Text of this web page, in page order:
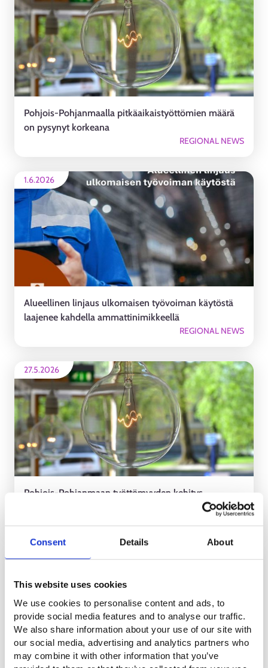
Consent Details About
This website uses cookies
We use cookies to personalise content and ads, to
provide social media features and to analyse our traffic.
We also share information about your use of our site with
our social media, advertising and analytics partners who
may combine it with other information that you’ve
Pohjois-Pohjanmaalla pitkäaikaistyöttömien määrä
on pysynyt korkeana
REGIONAL NEWS
1.6.2026
Alueellinen linjaus ulkomaisen työvoiman käytöstä
laajenee kahdella ammattinimikkeellä
REGIONAL NEWS
27.5.2026
Pohjois-Pohjanmaan työttömyyden kehitys
REGIONAL NEWS
25.5.2026